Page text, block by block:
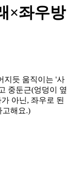
×좌우방
지듯 움직이는 '사
중둔근(엉덩이 옆
아닌, 좌우로 된
고해요.)